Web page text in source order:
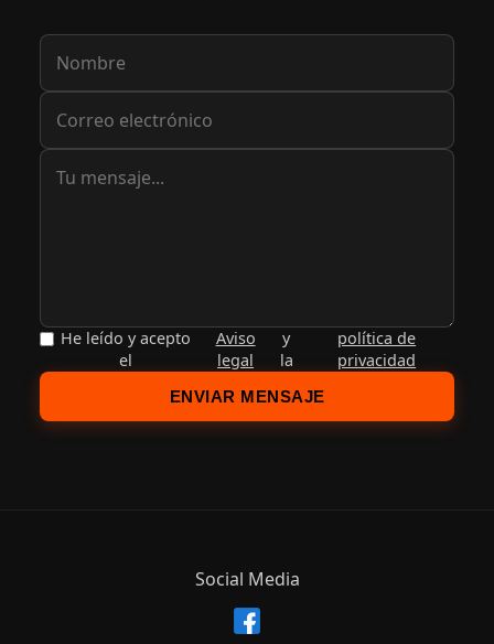
He leído y acepto
el
Aviso
legal
y
la
política de
privacidad
ENVIAR MENSAJE
Social Media